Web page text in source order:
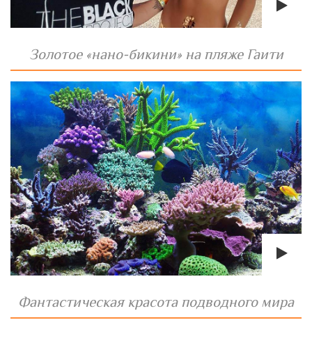
Золотое «нано-бикини» на пляже Гаити
Фантастическая красота подводного мира